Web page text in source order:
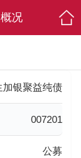
况
加银聚益纯债
007201
公募